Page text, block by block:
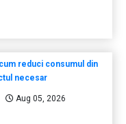
reduci consumul din
necesar
Aug 05, 2026